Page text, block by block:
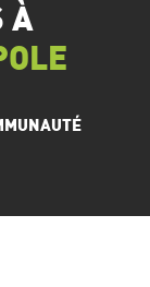
À